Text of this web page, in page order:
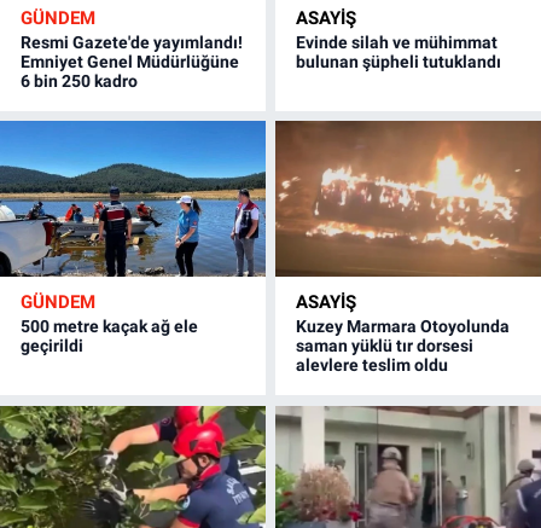
GÜNDEM
Resmi Gazete'de yayımlandı!
Emniyet Genel Müdürlüğüne
6 bin 250 kadro
ASAYİŞ
Evinde silah ve mühimmat
bulunan şüpheli tutuklandı
GÜNDEM
500 metre kaçak ağ ele
geçirildi
ASAYİŞ
Kuzey Marmara Otoyolunda
saman yüklü tır dorsesi
alevlere teslim oldu